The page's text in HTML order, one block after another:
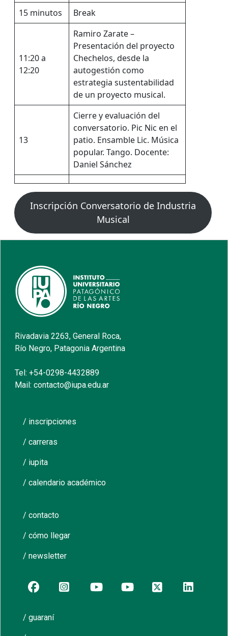
15 minutos
Break
11:20 a
12:20
Ramiro Zarate –
Presentación del proyecto
Chechelos, desde la
autogestión como
estrategia sustentabilidad
de un proyecto musical.
13
Cierre y evaluación del
conversatorio. Pic Nic en el
patio. Ensamble Lic. Música
popular. Tango. Docente:
Daniel Sánchez
Inscripción Conversatorio de Industria
Musical
Rivadavia 2263, General Roca,
Río Negro, Patagonia Argentina
Tel: +54-0298-4432889
Mail: contacto@iupa.edu.ar
/ inscripciones
/ carreras
/ iupita
/ calendario académico
/ contacto
/ cómo llegar
/ newsletter
/ guaraní